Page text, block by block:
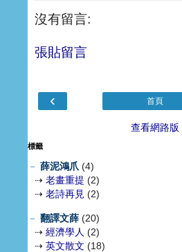
沒有留言:
張貼留言
‹ 首頁
查看網路版
標籤
－ 薛泥鴻爪 (4)
⇢ 老畫重提 (2)
⇢ 老詩再見 (2)
－ 翻譯文薛 (20)
⇢ 經濟學人 (2)
⇢ 英文散文 (18)